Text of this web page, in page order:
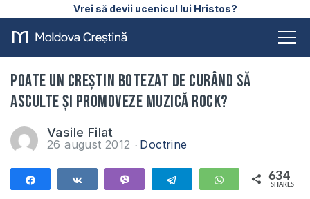
Vrei să devii ucenicul lui Hristos?
Poate un creștin botezat de curând să
asculte și promoveze muzică rock?
Vasile Filat
26 august 2012 Doctrine
Telegram WhatsApp
634
SHARES